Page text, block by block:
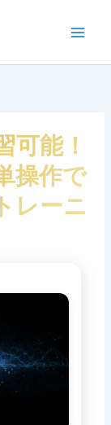
可能！
操作で
レーニ